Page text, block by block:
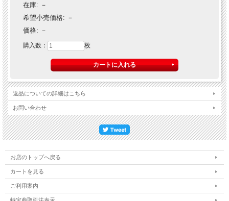
在庫: －
希望小売価格: －
価格: －
購入数： 枚
返品についての詳細はこちら
お問い合わせ
お店のトップへ戻る
カートを見る
ご利用案内